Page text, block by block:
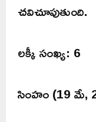
చవిచూపుతుంది.
లక్కీ సంఖ్య: 6
సింహం (19 మే,